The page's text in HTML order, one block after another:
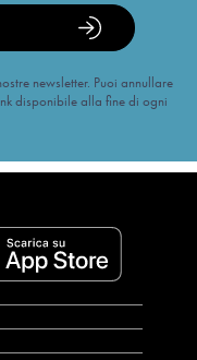
newsletter. Puoi annullare
disponibile alla fine di ogni